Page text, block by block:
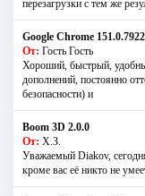
перезагрузки с тем же
Google Chrome
От: Гость Гость
Хороший, быстрый,
дополнений, постоянно
безопасности) и
Boom 3D 2.0.0
От: Х.З.
Уважаемый Diakov,
кроме вас её никто не